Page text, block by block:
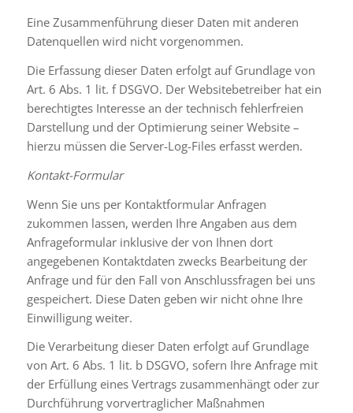
Eine Zusammenführung dieser Daten mit anderen
Datenquellen wird nicht vorgenommen.
Die Erfassung dieser Daten erfolgt auf Grundlage von
Art. 6 Abs. 1 lit. f DSGVO. Der Websitebetreiber hat ein
berechtigtes Interesse an der technisch fehlerfreien
Darstellung und der Optimierung seiner Website –
hierzu müssen die Server-Log-Files erfasst werden.
Kontakt-Formular
Wenn Sie uns per Kontaktformular Anfragen
zukommen lassen, werden Ihre Angaben aus dem
Anfrageformular inklusive der von Ihnen dort
angegebenen Kontaktdaten zwecks Bearbeitung der
Anfrage und für den Fall von Anschlussfragen bei uns
gespeichert. Diese Daten geben wir nicht ohne Ihre
Einwilligung weiter.
Die Verarbeitung dieser Daten erfolgt auf Grundlage
von Art. 6 Abs. 1 lit. b DSGVO, sofern Ihre Anfrage mit
der Erfüllung eines Vertrags zusammenhängt oder zur
Durchführung vorvertraglicher Maßnahmen